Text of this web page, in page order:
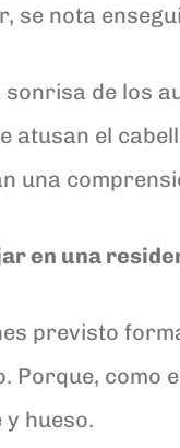
se nota
de los
atusan el
una
en una
previsto
Porque, como
hueso.